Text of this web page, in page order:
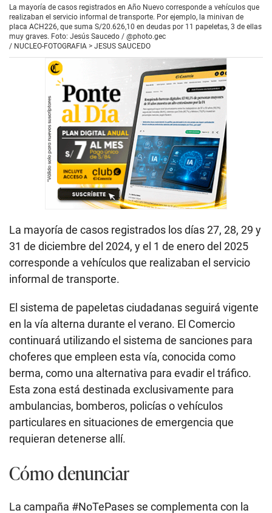
La mayoría de casos registrados en Año Nuevo corresponde a vehículos que
realizaban el servicio informal de transporte. Por ejemplo, la minivan de
placa ACH226, que suma S/20.626,10 en deudas por 11 papeletas, 3 de ellas
muy graves. Foto: Jesús Saucedo / @photo.gec
/ NUCLEO-FOTOGRAFIA > JESUS SAUCEDO
La mayoría de casos registrados los días 27, 28, 29 y
31 de diciembre del 2024, y el 1 de enero del 2025
corresponde a vehículos que realizaban el servicio
informal de transporte.
El sistema de papeletas ciudadanas seguirá vigente
en la vía alterna durante el verano. El Comercio
continuará utilizando el sistema de sanciones para
choferes que empleen esta vía, conocida como
berma, como una alternativa para evadir el tráfico.
Esta zona está destinada exclusivamente para
ambulancias, bomberos, policías o vehículos
particulares en situaciones de emergencia que
requieran detenerse allí.
Cómo denunciar
La campaña #NoTePases se complementa con la